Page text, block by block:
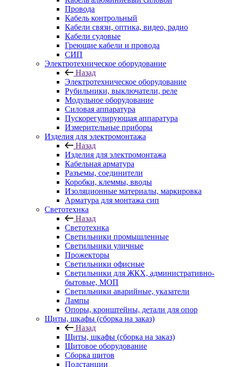
Провода
Кабель контрольный
Кабели связи, оптика, видео, радио
Кабели судовые
Греющие кабели и провода
СИП
Электротехническое оборудование
Назад
Электротехническое оборудование
Рубильники, выключатели, реле
Модульное оборудование
Силовая аппаратура
Пускорегулирующая аппаратура
Измерительные приборы
Изделия для электромонтажа
Назад
Изделия для электромонтажа
Кабельная арматура
Разъемы, соединители
Коробки, клеммы, вводы
Изоляционные материалы, маркировка
Арматура для монтажа сип
Светотехнка
Назад
Светотехнка
Светильники промышленные
Светильники уличные
Прожекторы
Светильники офисные
Светильники для ЖКХ, административно-
бытовые, МОП
Светильники аварийные, указатели
Лампы
Опоры, кронштейны, детали для опор
Щиты, шкафы (сборка на заказ)
Назад
Щиты, шкафы (сборка на заказ)
Щитовое оборудование
Сборка щитов
Подстанции